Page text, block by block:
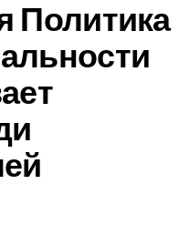
Политика